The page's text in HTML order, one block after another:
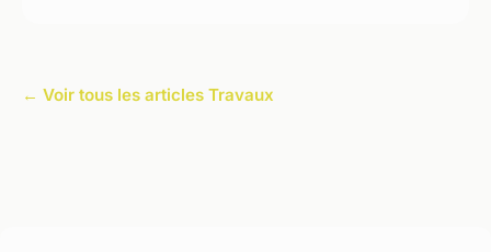
← Voir tous les articles Travaux